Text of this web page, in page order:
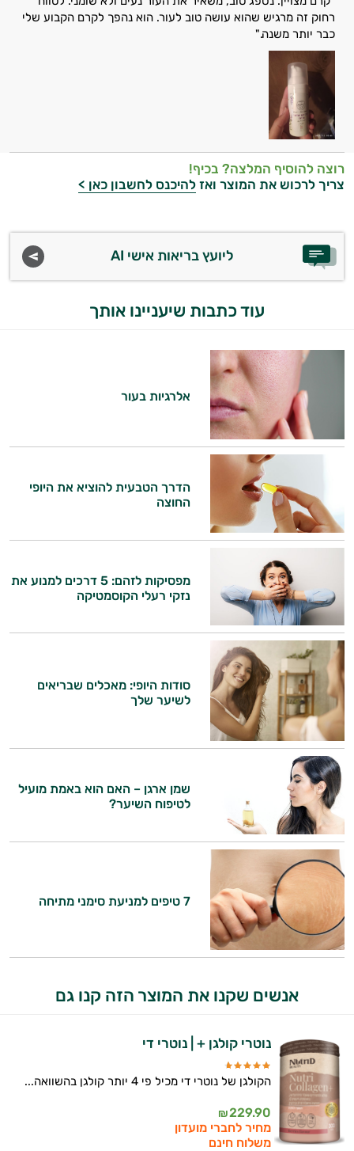
אביזרי
טיפוח
הגנה
מהשמש
רחוק זה מרגיש שהוא עושה טוב לעור. הוא נהפך לקרם הקבוע שלי
כבר יותר משנה."
רוצה להוסיף המלצה? בכיף!
צריך לרכוש את המוצר ואז להיכנס לחשבון כאן >
ליועץ בריאות אישי AI
עוד כתבות שיעניינו אותך
אלרגיות בעור
הדרך הטבעית להוציא את היופי
החוצה
מפסיקות לזהם: 5 דרכים למנוע את
נזקי רעלי הקוסמטיקה
סודות היופי: מאכלים שבריאים
לשיער שלך
שמן ארגן – האם הוא באמת מועיל
לטיפוח השיער?
7 טיפים למניעת סימני מתיחה
אנשים שקנו את המוצר הזה קנו גם
נוטרי קולגן + | נוטרי די
הקולגן של נוטרי די מכיל פי 4 יותר קולגן בהשוואה...
229.90
₪
מחיר לחברי מועדון
משלוח חינם
היי,
אני יועץ הבריאות האישי AI של טבע בריא.
וספרות מקצועית בתחומי הרפואה הטבעית
ותזונת הספורט.
אני כאן כדי לעזור לך להתאים את תוספי
התזונה ומוצרי הבריאות המדויקים למטרות
ולמצב הגופני שלך, ולהסביר לך אילו רכיבים
יום וגם בתחום הכושר והספורט.
המטרה שלי היא להתאים עבורך המלצות
אישיות מבוססות מדעית.
זה הזמן להתחיל. איך אוכל לעזור?